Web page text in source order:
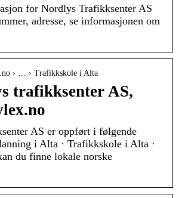
for Nordlys Trafikksenter AS
adresse, se informasjonen om
› … › Trafikkskole i Alta
trafikksenter AS,
AS er oppført i følgende
i Alta · Trafikkskole i Alta ·
du finne lokale norske